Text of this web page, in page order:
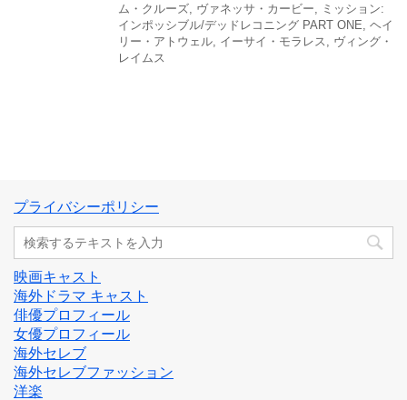
ム・クルーズ ヴァネッサ・カービー
ミッション:
インポッシブル/デッドレコニング PART ONE ヘイ
リー・アトウェル イーサイ・モラレス
ヴィング・
レイムス
プライバシーポリシー
映画キャスト
海外ドラマ キャスト
俳優プロフィール
女優プロフィール
海外セレブ
海外セレブファッション
洋楽